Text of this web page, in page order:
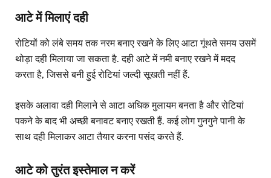
आटे में मिलाएं दही
रोटियों को लंबे समय तक नरम बनाए रखने के लिए आटा गूंथते समय उसमें
थोड़ा दही मिलाया जा सकता है. दही आटे में नमी बनाए रखने में मदद
करता है, जिससे बनी हुई रोटियां जल्दी सूखती नहीं हैं.
इसके अलावा दही मिलाने से आटा अधिक मुलायम बनता है और रोटियां
पकने के बाद भी अच्छी बनावट बनाए रखती हैं. कई लोग गुनगुने पानी के
साथ दही मिलाकर आटा तैयार करना पसंद करते हैं.
आटे को तुरंत इस्तेमाल न करें